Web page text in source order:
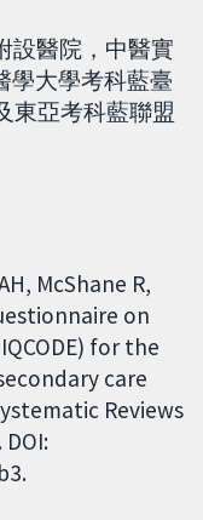
設醫院，中醫實
學大學考科藍臺
東亞考科藍聯盟
McShane R,
on
for the
care
Reviews
DOI: